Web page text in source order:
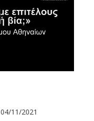
04/11/2021